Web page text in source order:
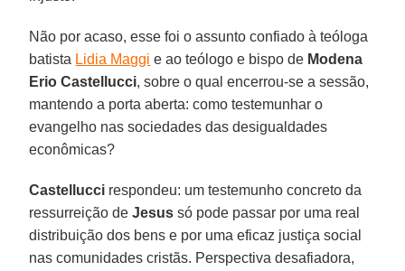
Não por acaso, esse foi o assunto confiado à teóloga
batista Lidia Maggi e ao teólogo e bispo de Modena
Erio Castellucci, sobre o qual encerrou-se a sessão,
mantendo a porta aberta: como testemunhar o
evangelho nas sociedades das desigualdades
econômicas?
Castellucci respondeu: um testemunho concreto da
ressurreição deJesus só pode passar por uma real
distribuição dos bens e por uma eficaz justiça social
nas comunidades cristãs. Perspectiva desafiadora,